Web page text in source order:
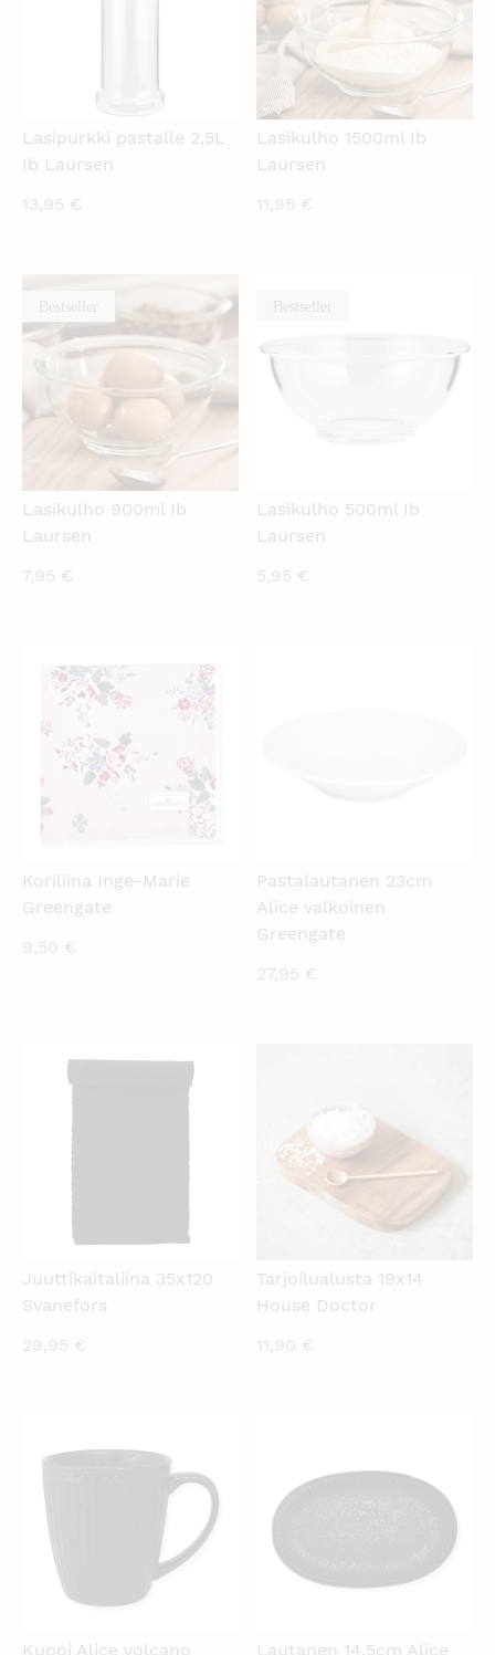
Lasipurkki pastalle 2,5L
Ib Laursen
13,95 €
Lasikulho 1500ml Ib
Laursen
11,95 €
BestsellerKATSO PIKANÄKYMÄ
Lasikulho 900ml Ib
Laursen
7,95 €
BestsellerKATSO PIKANÄKYMÄ
Lasikulho 500ml Ib
Laursen
5,95 €
KATSO PIKANÄKYMÄ
Koriliina Inge-Marie
Greengate
9,50 €
Pastalautanen 23cm
Alice valkoinen
Greengate
27,95 €
Juuttikaitaliina 35x120
Svanefors
29,95 €
Tarjoilualusta 19x14
House Doctor
11,90 €
Kuppi Alice volcano
Lautanen 14,5cm Alice